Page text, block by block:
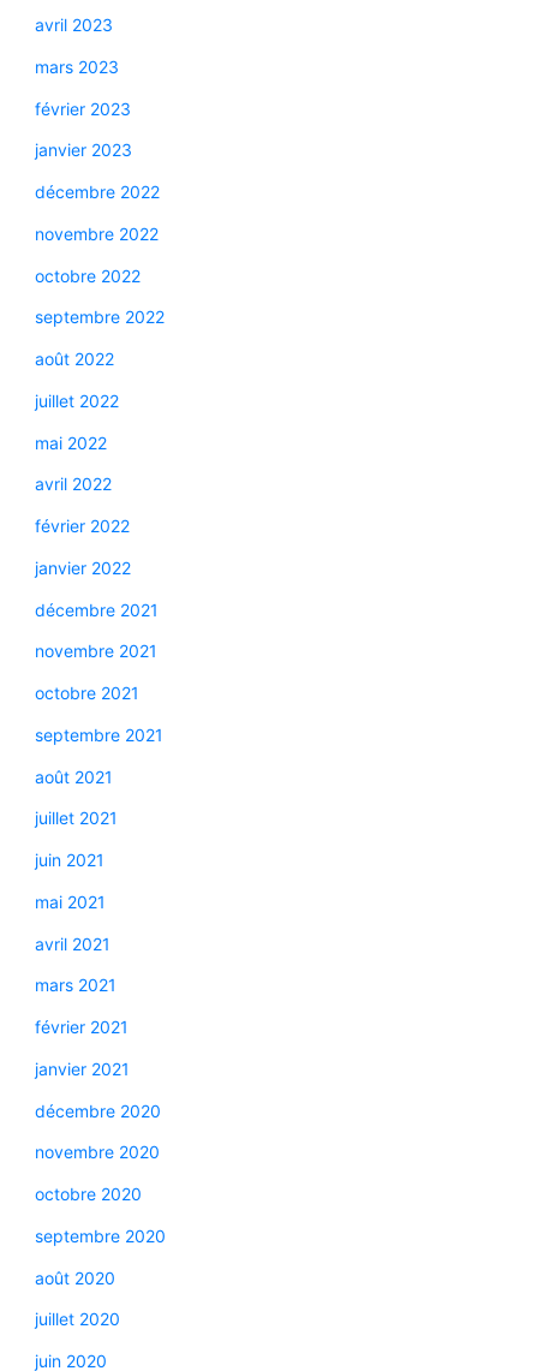
avril 2023
mars 2023
février 2023
janvier 2023
décembre 2022
novembre 2022
octobre 2022
septembre 2022
août 2022
juillet 2022
mai 2022
avril 2022
février 2022
janvier 2022
décembre 2021
novembre 2021
octobre 2021
septembre 2021
août 2021
juillet 2021
juin 2021
mai 2021
avril 2021
mars 2021
février 2021
janvier 2021
décembre 2020
novembre 2020
octobre 2020
septembre 2020
août 2020
juillet 2020
juin 2020